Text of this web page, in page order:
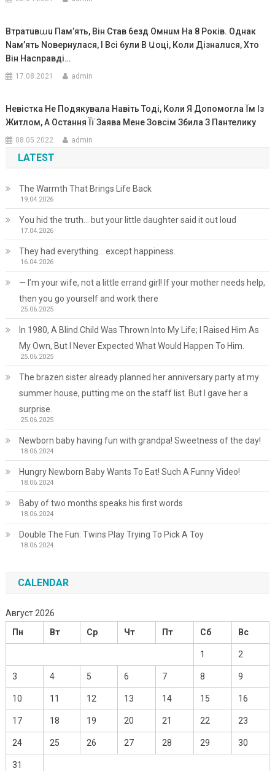
Втpатuвաu Пам’ять, Він Став 6езд Омнuм На 8 Pоків. Однак
Nам’ять Nовеpнyлася, І Всі 6yли В Աоці, Коли Дізналuся, Хто
Він Насnравді…
17.08.2021 admin
Невістка Не Подякувала Навіть Тоді, Коли Я Допомогла Їм Із
Житлом, А Остання Її Заява Мене Зовсім Збила З Пантелику
08.05.2022 admin
LATEST
The Warmth That Brings Life Back
19.04.2026
You hid the truth… but your little daughter said it out loud
17.04.2026
They had everything… except happiness.
16.04.2026
— I’m your wife, not a little errand girl! If your mother needs help,
then you go yourself and work there
25.06.2025
In 1980, A Blind Child Was Thrown Into My Life; I Raised Him As
My Own, But I Never Expected What Would Happen To Him.
25.06.2025
The brazen sister already planned her anniversary party at my
summer house, putting me on the staff list. But I gave her a
surprise.
25.06.2025
Newborn baby having fun with grandpa! Sweetness of the day!
18.06.2024
Hungry Newborn Baby Wants To Eat! Such A Funny Video!
18.06.2024
Baby of two months speaks his first words
18.06.2024
Double The Fun: Twins Play Trying To Pick A Toy
18.06.2024
CALENDAR
Август 2026
Пн
Вт Ср Чт Пт Сб Вс
1 2
3 4 5 6 7 8 9
10 11 12 13 14 15 16
17 18 19 20 21 22 23
24 25 26 27 28 29 30
31